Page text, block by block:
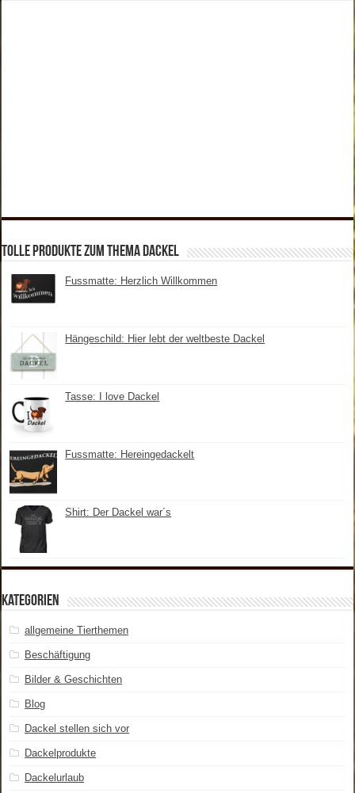
tolle Produkte zum Thema Dackel
Fussmatte: Herzlich Willkommen
Hängeschild: Hier lebt der weltbeste Dackel
Tasse: I love Dackel
Fussmatte: Hereingedackelt
Shirt: Der Dackel war´s
Kategorien
allgemeine Tierthemen
Beschäftigung
Bilder & Geschichten
Blog
Dackel stellen sich vor
Dackelprodukte
Dackelurlaub